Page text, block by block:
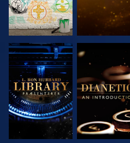
UDFORSK
SERIEN
UDFORSK
SERIEN